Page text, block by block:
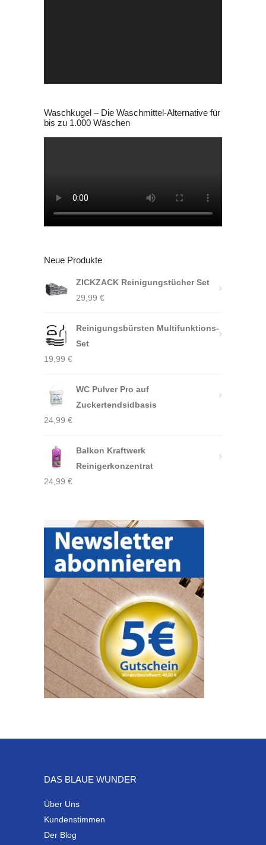
Waschkugel – Die Waschmittel-Alternative für
bis zu 1.000 Wäschen
Neue Produkte
ZICKZACK Reinigungstücher Set
29,99 €
Reinigungsbürsten Multifunktions-
Set
19,99 €
WC Pulver Pro auf
Zuckertendsidbasis
24,99 €
Balkon Kraftwerk
Reinigerkonzentrat
24,99 €
DAS BLAUE WUNDER
Über Uns
Kundenstimmen
Der Blog